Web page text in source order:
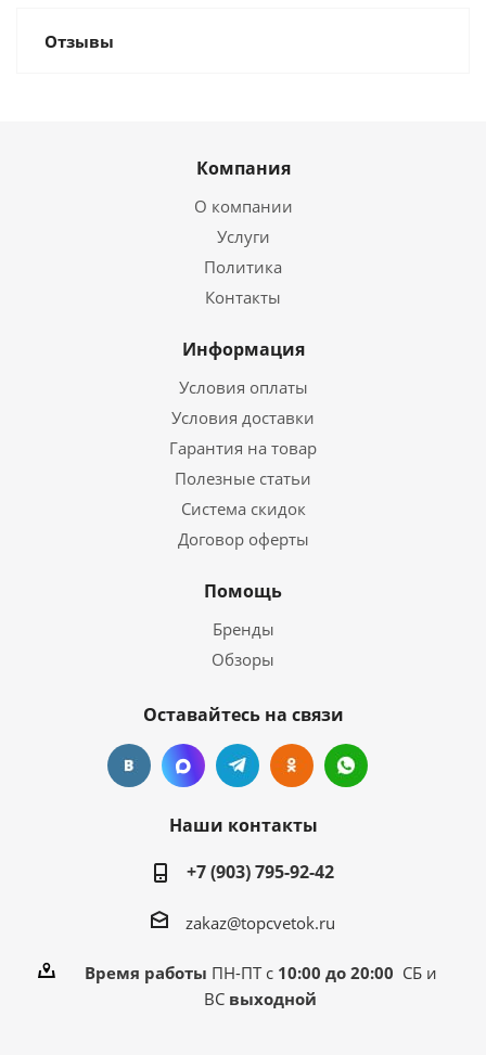
Отзывы
Компания
О компании
Услуги
Политика
Контакты
Информация
Условия оплаты
Условия доставки
Гарантия на товар
Полезные статьи
Система скидок
Договор оферты
Помощь
Бренды
Обзоры
Оставайтесь на связи
Наши контакты
+7 (903) 795-92-42
zakaz@topcvetok.ru
Время работы ПН-ПТ с 10:00 до 20:00 СБ и
ВС выходной